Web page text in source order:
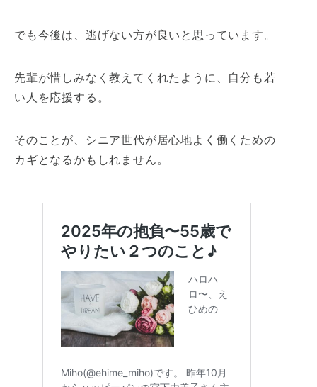
でも今後は、逃げない方が良いと思っています。
先輩が惜しみなく教えてくれたように、自分も若
い人を応援する。
そのことが、シニア世代が居心地よく働くための
カギとなるかもしれません。